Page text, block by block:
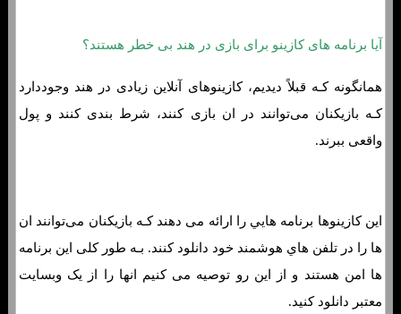
آیا برنامه های کازینو برای بازی در هند بی خطر هستند؟
همانگونه کـه قبلاً دیدیم، کازینوهای آنلاین زیادی در هند وجوددارد
کـه بازیکنان می‌توانند در ان بازی کنند، شرط بندی کنند و پول
واقعی ببرند.
این کازینوها برنامه هایي را ارائه می دهند کـه بازیکنان می‌توانند ان
ها را در تلفن هاي‌ هوشمند خود دانلود کنند. بـه طور کلی این برنامه
ها امن هستند و از این رو توصیه می کنیم انها را از یک وبسایت
معتبر دانلود کنید.